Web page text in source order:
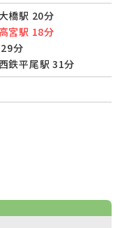
橋駅 20分
宮駅 18分
分
鉄平尾駅 31分